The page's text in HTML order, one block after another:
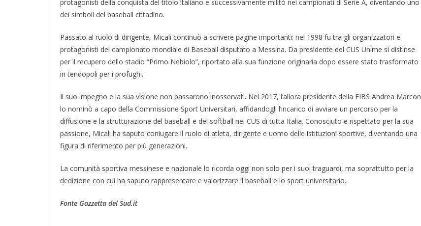
protagonisti della conquista del titolo italiano e successivamente militò nei campionati di Serie A, diventando uno
dei simboli del baseball cittadino.
Passato al ruolo di dirigente, Micali continuò a scrivere pagine importanti: nel 1998 fu tra gli organizzatori e
protagonisti del campionato mondiale di Baseball disputato a Messina. Da presidente del CUS Unime si distinse
per il recupero dello stadio “Primo Nebiolo”, riportato alla sua funzione originaria dopo essere stato trasformato
in tendopoli per i profughi.
Il suo impegno e la sua visione non passarono inosservati. Nel 2017, l’allora presidente della FIBS Andrea Marcon
lo nominò a capo della Commissione Sport Universitari, affidandogli l’incarico di avviare un percorso per la
diffusione e la strutturazione del baseball e del softball nei CUS di tutta Italia. Conosciuto e rispettato per la sua
passione, Micali ha saputo coniugare il ruolo di atleta, dirigente e uomo delle istituzioni sportive, diventando una
figura di riferimento per più generazioni.
La comunità sportiva messinese e nazionale lo ricorda oggi non solo per i suoi traguardi, ma soprattutto per la
dedizione con cui ha saputo rappresentare e valorizzare il baseball e lo sport universitario.
Fonte Gazzetta del Sud.it